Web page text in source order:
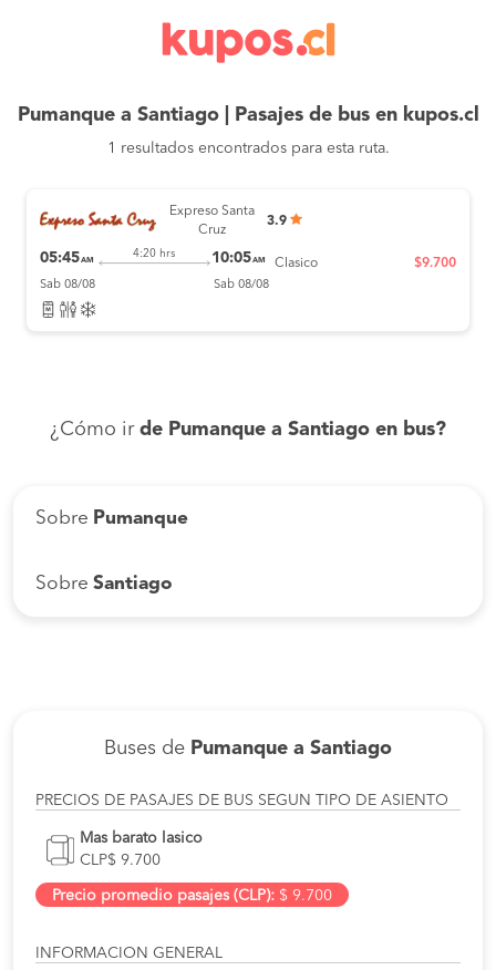
Pumanque a Santiago | Pasajes de bus en kupos.cl
1 resultados encontrados para esta ruta.
Expreso Santa
Cruz
3.9
05:45AM
4:20 hrs 10:05AM
Sab 08/08 Sab 08/08
Clasico $9.700
¿Cómo ir de Pumanque a Santiago en bus?
Sobre Pumanque
Sobre Santiago
Buses de Pumanque a Santiago
PRECIOS DE PASAJES DE BUS SEGUN TIPO DE ASIENTO
Mas barato lasico
CLP$ 9.700
Precio promedio pasajes (CLP): $ 9.700
INFORMACION GENERAL